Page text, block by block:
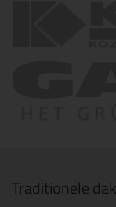
Traditionele